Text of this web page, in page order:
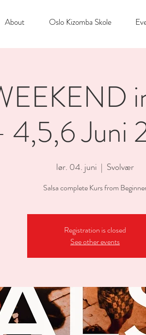
About Oslo Kizomba Skole
4,5,6 Juni
lør. 04. juni
  |
Svolvær
Salsa complete Kurs from
Registration is closed
See other events